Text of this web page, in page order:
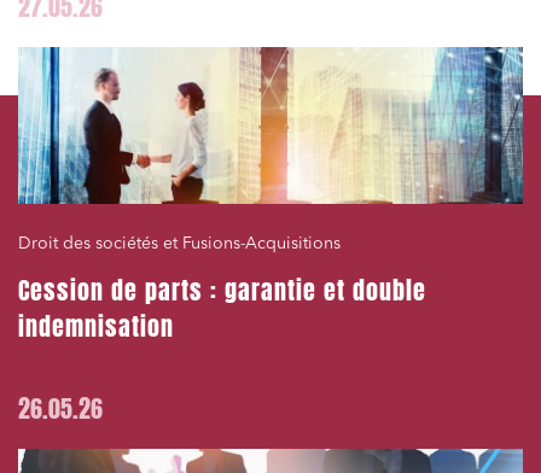
27.05.26
Droit des sociétés et Fusions-Acquisitions
Cession de parts : garantie et double
indemnisation
26.05.26